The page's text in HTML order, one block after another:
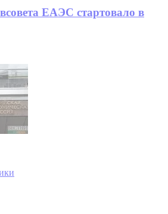
ЕАЭС стартовало в